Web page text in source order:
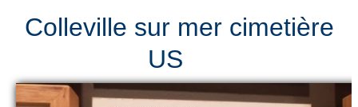
Colleville sur mer cimetière
US